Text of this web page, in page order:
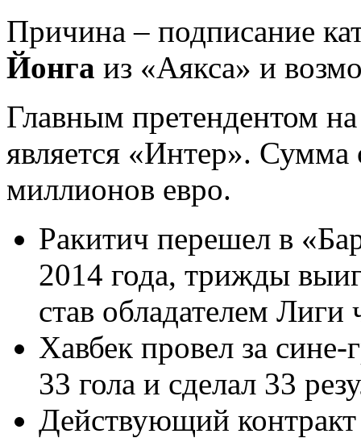
Причина – подписание
Йонга из «Аякса» и
Главным претендентом
является «Интер». Сумма
миллионов евро.
Ракитич перешел в
2014 года, трижды
став обладателем
Хавбек провел за
33 гола и сделал 33
Действующий контракт